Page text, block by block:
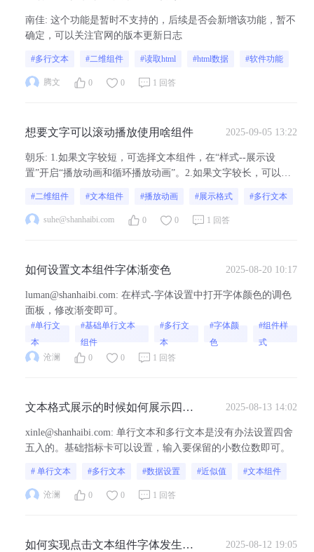
南佳: 这个功能是暂时不支持的，后续是否会新增该功能，暂不
确定，可以关注官网的版本更新日志
#多行文本 #二维组件 #读取html #html数据 #软件功能
腾文 0 0 1 回答
想要文字可以滚动播放使用啥组件 2025-09-05 13:22
朝乐: 1.如果文字较短，可选择文本组件，在“样式--展示设
置”开启“播放动画和循环播放动画”。2.如果文字较长，可以使
画”。
#二维组件 #文本组件 #播放动画 #展示格式 #多行文本
suhe@shanhaibi.com 0 0 1 回答
如何设置文本组件字体渐变色 2025-08-20 10:17
luman@shanhaibi.com: 在样式-字体设置中打开字体颜色的调色
面板，修改渐变即可。
#单行文
本
#基础单行文本
组件
#多行文
本
#字体颜
色
#组件样
式
沧澜
0 0 1 回答
文本格式展示的时候如何展示四舍
2025-08-13 14:02
xinle@shanhaibi.com: 单行文本和多行文本是没有办法设置四舍
五入的。基础指标卡可以设置，输入要保留的小数位数即可。
# 单行文本 #多行文本 #数据设置 #近似值 #文本组件
沧澜 0 0 1 回答
如何实现点击文本组件字体发生颜
2025-08-12 19:05